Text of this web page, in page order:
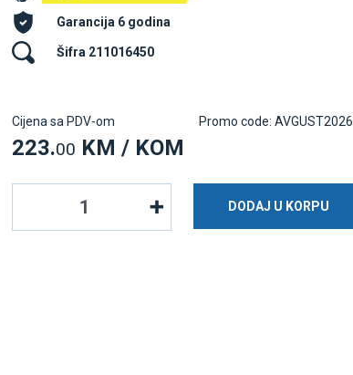
Garancija 6 godina
Šifra 211016450
Cijena sa PDV-om
223.00 KM / KOM
Promo code: AVGUST2026
DODAJ U KORPU